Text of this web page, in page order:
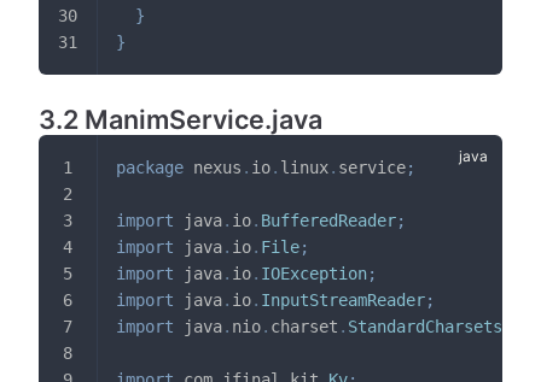
}
}
3.2 ManimService.java
package nexus . io. linux. service;
import java. io. BufferedReader;
import
java. io. File;
import
java. io. IOException;
import
java. io. InputStreamReader;
import
java. nio. charset . StandardCharsets